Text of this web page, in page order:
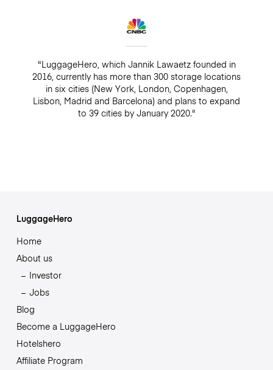
"LuggageHero, which Jannik Lawaetz founded in
2016, currently has more than 300 storage locations
in six cities (New York, London, Copenhagen,
Lisbon, Madrid and Barcelona) and plans to expand
to 39 cities by January 2020."
LuggageHero
Home
About us
Investor
Jobs
Blog
Become a LuggageHero
Hotelshero
Affiliate Program